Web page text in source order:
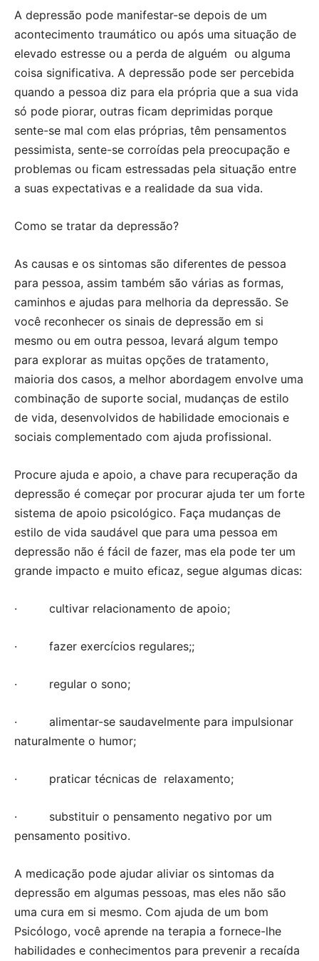
A depressão pode manifestar-se depois de um
acontecimento traumático ou após uma situação de
elevado estresse ou a perda de alguém ou alguma
coisa significativa. A depressão pode ser percebida
quando a pessoa diz para ela própria que a sua vida
só pode piorar, outras ficam deprimidas porque
sente-se mal com elas próprias, têm pensamentos
pessimista, sente-se corroídas pela preocupação e
problemas ou ficam estressadas pela situação entre
a suas expectativas e a realidade da sua vida.
Como se tratar da depressão?
As causas e os sintomas são diferentes de pessoa
para pessoa, assim também são várias as formas,
caminhos e ajudas para melhoria da depressão. Se
você reconhecer os sinais de depressão em si
mesmo ou em outra pessoa, levará algum tempo
para explorar as muitas opções de tratamento,
maioria dos casos, a melhor abordagem envolve uma
combinação de suporte social, mudanças de estilo
de vida, desenvolvidos de habilidade emocionais e
sociais complementado com ajuda profissional.
Procure ajuda e apoio, a chave para recuperação da
depressão é começar por procurar ajuda ter um forte
sistema de apoio psicológico. Faça mudanças de
estilo de vida saudável que para uma pessoa em
depressão não é fácil de fazer, mas ela pode ter um
grande impacto e muito eficaz, segue algumas dicas:
· cultivar relacionamento de apoio;
· fazer exercícios regulares;;
· regular o sono;
· alimentar-se saudavelmente para impulsionar
naturalmente o humor;
· praticar técnicas de relaxamento;
· substituir o pensamento negativo por um
pensamento positivo.
A medicação pode ajudar aliviar os sintomas da
depressão em algumas pessoas, mas eles não são
uma cura em si mesmo. Com ajuda de um bom
Psicólogo, você aprende na terapia a fornece-lhe
habilidades e conhecimentos para prevenir a recaída